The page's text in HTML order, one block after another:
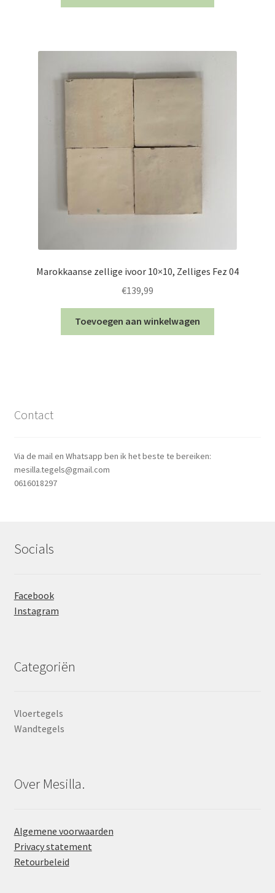
Marokkaanse zellige ivoor 10×10, Zelliges Fez 04
€139,99
Toevoegen aan winkelwagen
Contact
Via de mail en Whatsapp ben ik het beste te bereiken:
mesilla.tegels@gmail.com
0616018297
Socials
Facebook
Instagram
Categoriën
Vloertegels
Wandtegels
Over Mesilla.
Algemene voorwaarden
Privacy statement
Retourbeleid